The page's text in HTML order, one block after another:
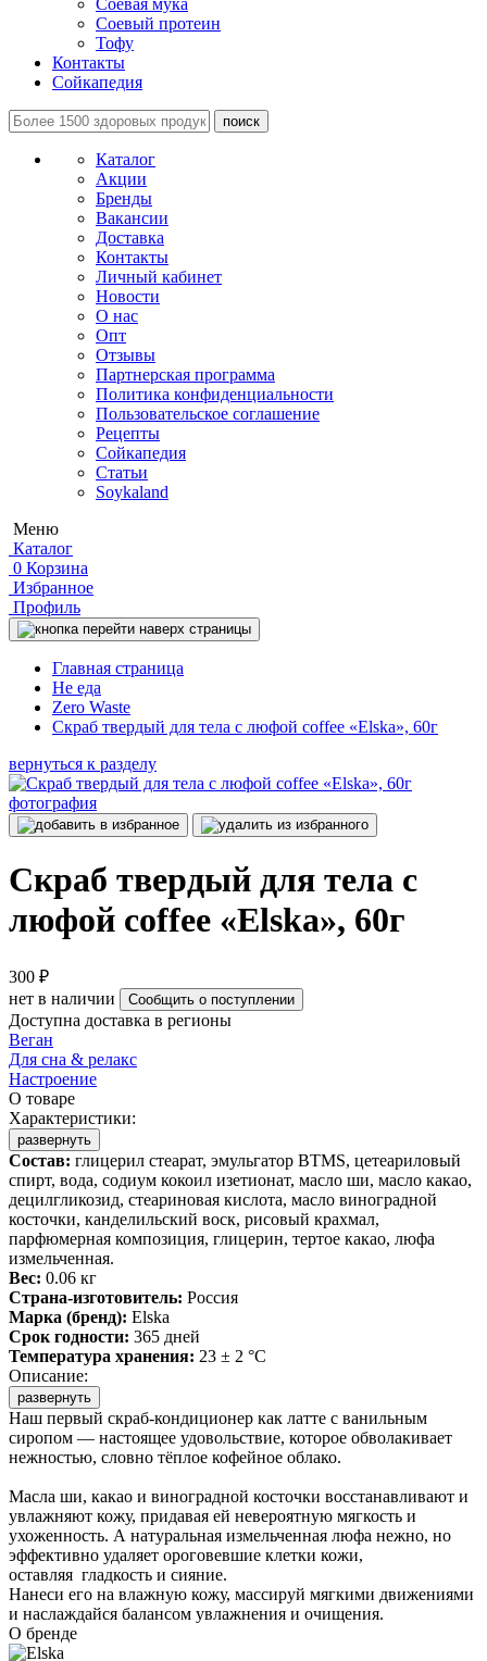
Соевый протеин
Тофу
Контакты
Сойкапедия
поиск
Каталог
Акции
Бренды
Вакансии
Доставка
Контакты
Личный кабинет
Новости
О нас
Опт
Отзывы
Партнерская программа
Политика конфиденциальности
Пользовательское соглашение
Рецепты
Сойкапедия
Статьи
Soykaland
Меню
Каталог
0 Корзина
Избранное
Профиль
Главная страница
Не еда
Zero Waste
Скраб твердый для тела с люфой coffee «Elska», 60г
вернуться к разделу
Скраб твердый для тела с
люфой coffee «Elska», 60г
300 ₽
нет в наличии
Сообщить о поступлении
Доступна доставка в регионы
Веган
Для сна & релакс
Настроение
О товаре
Характеристики:
развернуть
Состав: глицерил стеарат, эмульгатор BTMS, цетеариловый
спирт, вода, содиум кокоил изетионат, масло ши, масло какао,
децилгликозид, стеариновая кислота, масло виноградной
косточки, канделильский воск, рисовый крахмал,
парфюмерная композиция, глицерин, тертое какао, люфа
измельченная.
Вес: 0.06 кг
Страна-изготовитель: Россия
Марка (бренд): Elska
Срок годности: 365 дней
Температура хранения: 23 ± 2 °C
Описание:
развернуть
Наш первый скраб-кондиционер как латте с ванильным
сиропом — настоящее удовольствие, которое обволакивает
нежностью, словно тёплое кофейное облако.
Масла ши, какао и виноградной косточки восстанавливают и
увлажняют кожу, придавая ей невероятную мягкость и
ухоженность. А натуральная измельченная люфа нежно, но
эффективно удаляет ороговевшие клетки кожи,
оставляя гладкость и сияние.
Нанеси его на влажную кожу, массируй мягкими движениями
и наслаждайся балансом увлажнения и очищения.
О бренде